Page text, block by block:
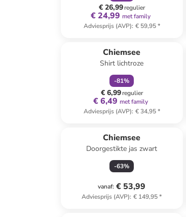
€ 26,99regulier
€ 24,99 met family
Adviesprijs (AVP): € 59,95*
Chiemsee
Shirt lichtroze
-81%
€ 6,99regulier
€ 6,49 met family
Adviesprijs (AVP): € 34,95*
Chiemsee
Doorgestikte jas zwart
-63%
vanaf: € 53,99
Adviesprijs (AVP): € 149,95*